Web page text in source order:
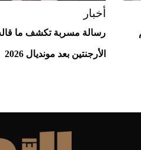
أخبار
رسالة مسربة تكشف ما قاله
الأرجنتين بعد مونديال 2026